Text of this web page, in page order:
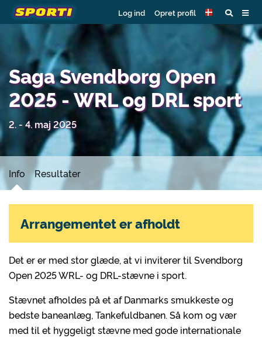
Log ind Opret profil
Saga Svendborg Open
2025 - WRL og DRL sport
2. - 4. maj 2025
Info Resultater
Det er er med stor glæde, at vi inviterer til Svendborg
Open 2025 WRL- og DRL-stævne i sport.
Stævnet afholdes på et af Danmarks smukkeste og
bedste baneanlæg, Tankefuldbanen. Så kom og vær
med til et hyggeligt stævne med gode internationale
Arrangementet er afholdt